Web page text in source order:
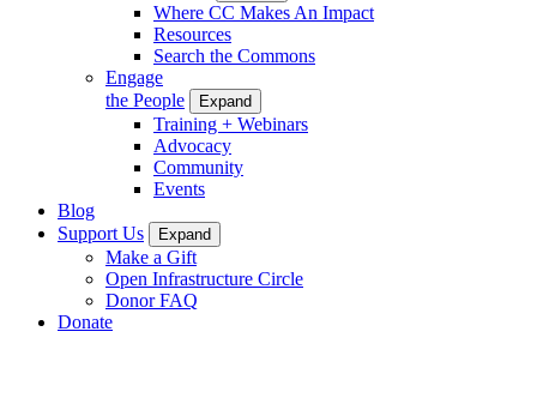
Where CC Makes An Impact
Resources
Search the Commons
Engage
the People
Expand
Training + Webinars
Advocacy
Community
Events
Blog
Support Us
Expand
Make a Gift
Open Infrastructure Circle
Donor FAQ
Donate